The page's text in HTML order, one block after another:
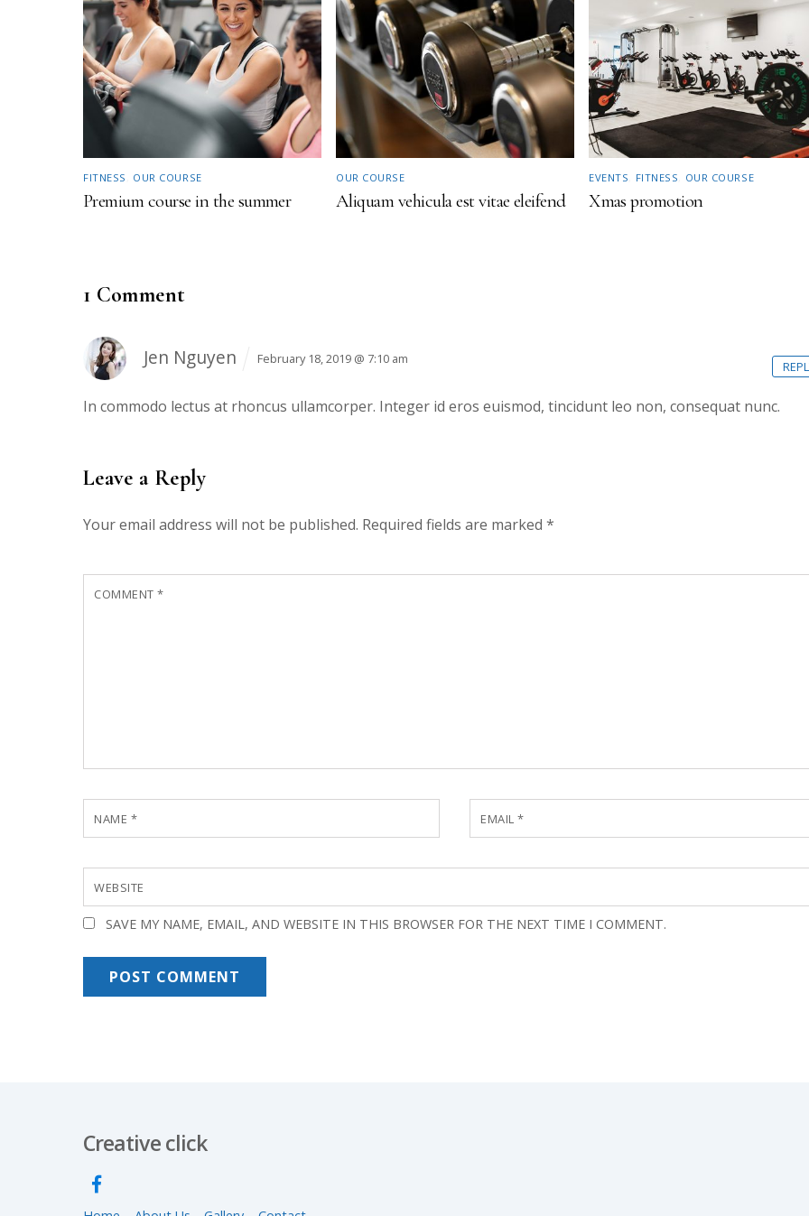
FITNESS OUR COURSE
Premium course in the summer
OUR COURSE
Aliquam vehicula est vitae eleifend
EVENTS FITNESS OUR COURSE
Xmas promotion
1 Comment
Jen Nguyen February 18, 2019 @ 7:10 am
In commodo lectus at rhoncus ullamcorper. Integer id eros euismod, tincidunt leo non, consequat nunc.
Leave a Reply
Your email address will not be published. Required fields are marked *
COMMENT*
NAME * EMAIL*
WEBSITE
SAVE MY NAME, EMAIL, AND WEBSITE IN THIS BROWSER FOR THE NEXT TIME I COMMENT.
Creative click